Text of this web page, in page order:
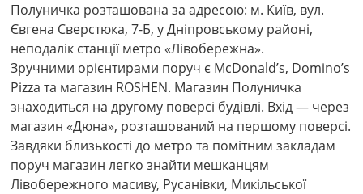
Полуничка розташована за адресою: м. Київ, вул.
Євгена Сверстюка, 7-Б, у Дніпровському районі,
неподалік станції метро «Лівобережна».
Зручними орієнтирами поруч є McDonald’s, Domino’s
Pizza та магазин ROSHEN. Магазин Полуничка
знаходиться на другому поверсі будівлі. Вхід — через
магазин «Дюна», розташований на першому поверсі.
Завдяки близькості до метро та помітним закладам
поруч магазин легко знайти мешканцям
Лівобережного масиву, Русанівки, Микільської